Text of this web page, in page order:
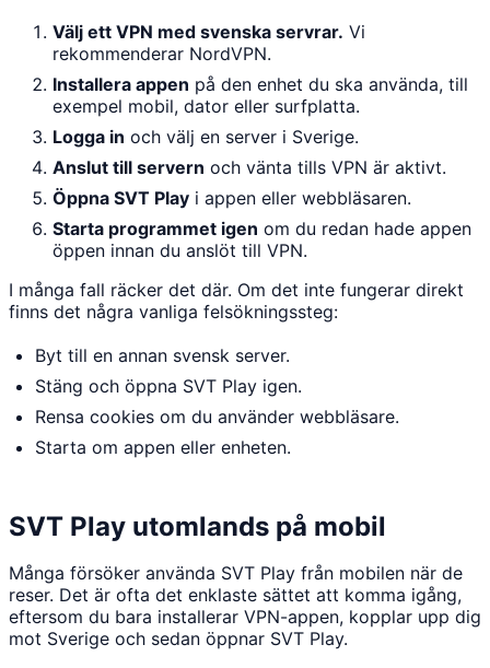
Välj ett VPN med svenska servrar. Vi
rekommenderar NordVPN.
Installera appen på den enhet du ska använda, till
exempel mobil, dator eller surfplatta.
Logga in och välj en server i Sverige.
Anslut till servern och vänta tills VPN är aktivt.
Öppna SVT Play i appen eller webbläsaren.
Starta programmet igen om du redan hade appen
öppen innan du anslöt till VPN.
I många fall räcker det där. Om det inte fungerar direkt
finns det några vanliga felsökningssteg:
Byt till en annan svensk server.
Stäng och öppna SVT Play igen.
Rensa cookies om du använder webbläsare.
Starta om appen eller enheten.
SVT Play utomlands på mobil
Många försöker använda SVT Play från mobilen när de
reser. Det är ofta det enklaste sättet att komma igång,
eftersom du bara installerar VPN-appen, kopplar upp dig
mot Sverige och sedan öppnar SVT Play.